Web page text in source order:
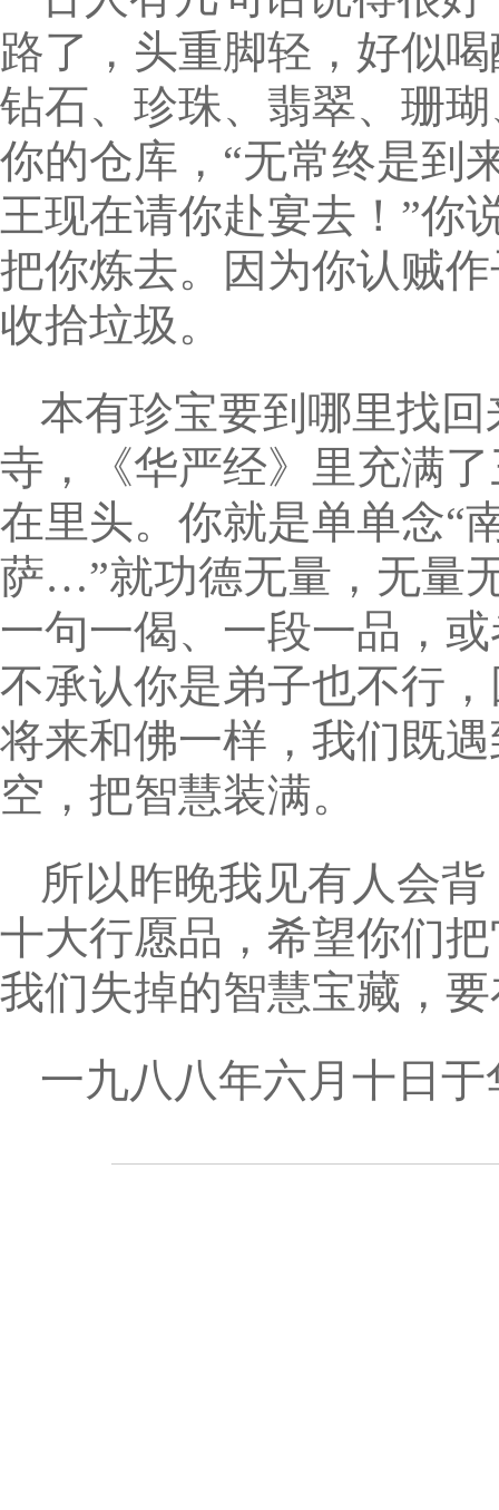
路了，头重脚轻，好似
钻石、珍珠、翡翠、珊
你的仓库，“无常终是到
王现在请你赴宴去！”你
把你炼去。因为你认贼
收拾垃圾。
本有珍宝要到哪里找
寺，《华严经》里充满
在里头。你就是单单念“
萨…”就功德无量，无量
一句一偈、一段一品，
不承认你是弟子也不行
将来和佛一样，我们既
空，把智慧装满。
所以昨晚我见有人会
十大行愿品，希望你们
我们失掉的智慧宝藏，
一九八八年六月十日